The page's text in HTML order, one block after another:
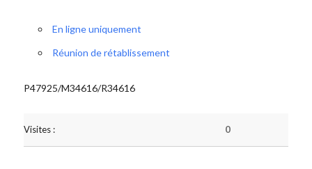
En ligne uniquement
Réunion de rétablissement
P47925/M34616/R34616
Visites : 0